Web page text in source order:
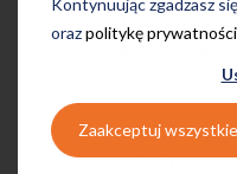
Kontynuując zgadzasz
orazpolitykę
Zaakceptuj wszystkie
Promocji
reklamację na
trwałym nośniku.
§ 7
Promocja